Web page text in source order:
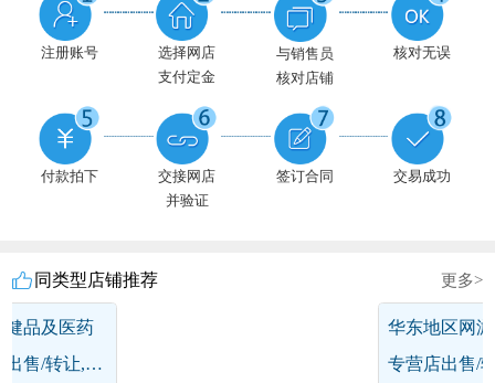
注册账号
选择网店
支付定金
与销售员
核对店铺
核对无误
付款拍下
交接网店
并验证
签订合同 交易成功
同类型店铺推荐 更多>
健品及医药
售/转让,卖
华东地区网
专营店出售/